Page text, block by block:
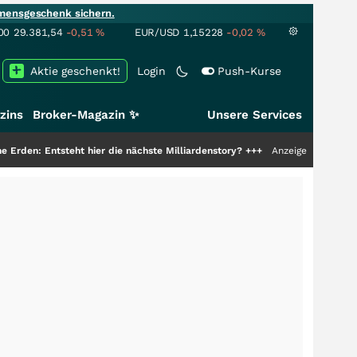
sichern.
29.381,54 -0,51% EUR/USD 1,15228 -0,02 %
Login Push-Kurse
Aktie geschenkt!
Broker-Magazin ✨ Unsere Services
hier die nächste Milliardenstory?+++ Anzeige